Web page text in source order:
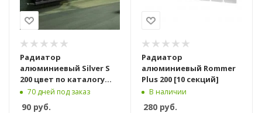
Радиатор
алюминиевый Silver S
200 цвет по каталогу
RAL бок. подкл. [1
секция]
70 дней под заказ
90 руб.
Радиатор
алюминиевый Rommer
Plus 200 [10 секций]
В наличии
280 руб.